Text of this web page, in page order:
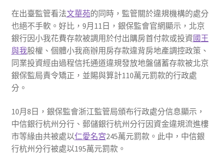
在出臺監管看法文華苑的同時，監管關於違規機構的處分
也絕不手軟。好比，9月11日，銀保監會官網顯示，北京
銀行因小我花費存款被調用於付出購房首付款或投資國王
與我股權、個體小我商辦用房存款違背房地產調控政策、
同業投資經由過程信托通道違規發放地盤儲蓄存款被北京
銀保監局責令矯正，並賜與算計110萬元罰款的行政處
分。
10月8日，銀保監會浙江監管局頒布行政處分信息顯示，
中信銀行杭州分行、郵儲銀行杭州分行因資金違規流進樓
市等緣由共被處以仁愛名宮245萬元罰款。此中，中信銀
行杭州分行被處以195萬元罰款。